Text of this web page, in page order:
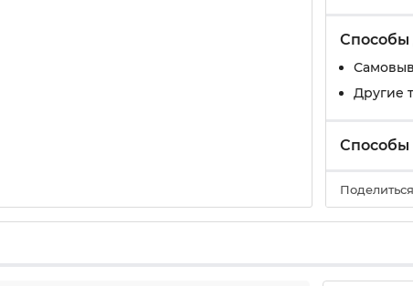
Способы
Другие
Способы